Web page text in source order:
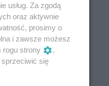
usług. Za zgodą
oraz aktywnie
prosimy o
i zawsze możesz
rogu strony
.
się